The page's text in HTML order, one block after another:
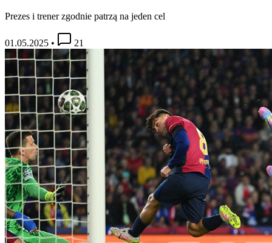
Prezes i trener zgodnie patrzą na jeden cel
01.05.2025 • 21